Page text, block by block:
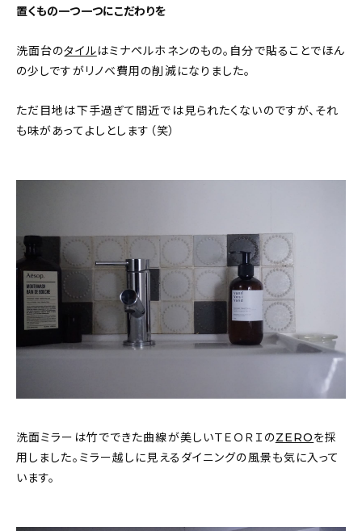
置くもの一つ一つにこだわりを
洗面台のタイルはミナペルホネンのもの。自分で貼ることでほん
の少しですがリノベ費用の削減になりました。
ただ目地は下手過ぎて間近では見られたくないのですが、それ
も味があってよしとします（笑）
洗面ミラーは竹でできた曲線が美しいＴＥＯＲＩのZEROを採
用しました。ミラー越しに見えるダイニングの風景も気に入って
います。